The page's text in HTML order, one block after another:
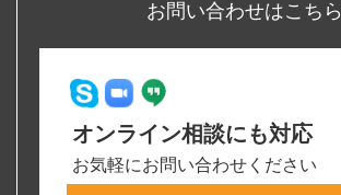
お問い合わせはこちら
オンライン相談にも対応
お気軽にお問い合わせください